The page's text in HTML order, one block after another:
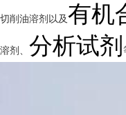
切削油溶剂以及有机
溶剂、 分析试剂